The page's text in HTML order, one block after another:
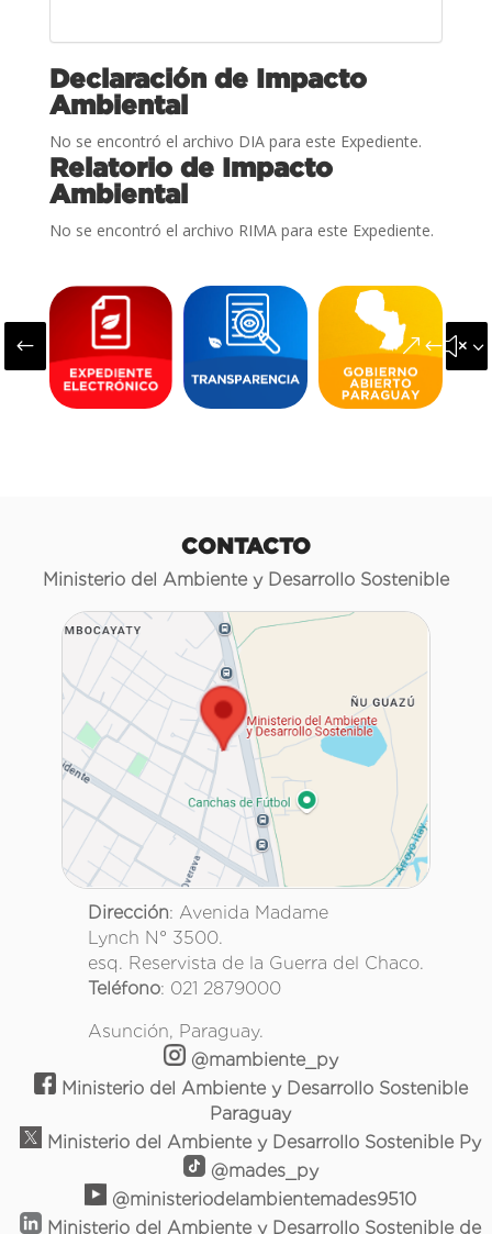
Declaración de Impacto
Ambiental
No se encontró el archivo DIA para este Expediente.
Relatorio de Impacto
Ambiental
No se encontró el archivo RIMA para este Expediente.
#
CONTACTO
Ministerio del Ambiente y Desarrollo Sostenible
Dirección: Avenida Madame
Lynch N° 3500.
esq. Reservista de la Guerra del Chaco.
Teléfono: 021 2879000
Asunción, Paraguay.
@mambiente_py
Ministerio del Ambiente y Desarrollo Sostenible
Paraguay
Ministerio del Ambiente y Desarrollo Sostenible Py
@mades_py
@ministeriodelambientemades9510
Ministerio del Ambiente y Desarrollo Sostenible de